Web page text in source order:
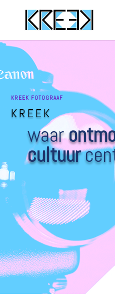
KREEK FOTOGRAAF
KREEK
waar
cultuur